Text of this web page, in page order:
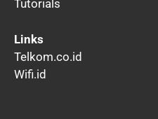
Tutorials
Links
Telkom.co.id
Wifi.id